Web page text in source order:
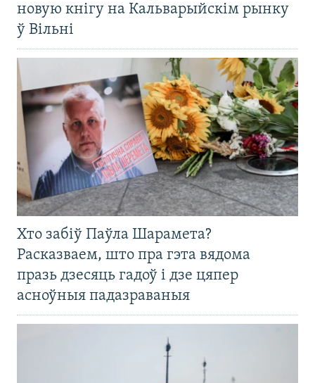
новую кнігу на Кальварыйскім рынку
ў Вільні
Хто забіў Паўла Шарамета?
Расказваем, што пра гэта вядома
празь дзесяць гадоў і дзе цяпер
асноўныя падазраваныя